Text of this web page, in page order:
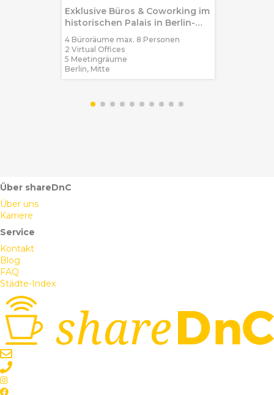
Exklusive Büros & Coworking im
historischen Palais in Berlin-
Mitte
4 Büroräume max. 8 Personen
2 Virtual Offices
5 Meetingräume
Berlin, Mitte
Über shareDnC
Über uns
Karriere
Service
Kontakt
Blog
FAQ
Städte-Index